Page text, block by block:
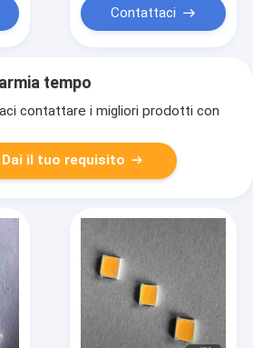
Contattaci
tempo
contattare i migliori prodotti con
Dai il tuo requisito